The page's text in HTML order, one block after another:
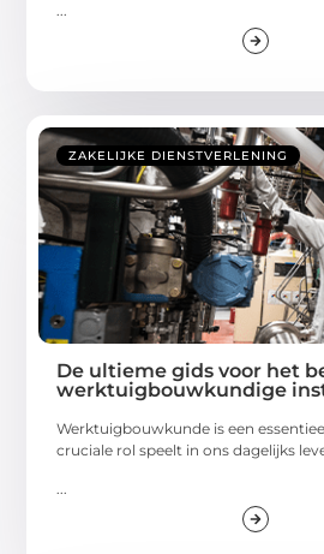
...
ZAKELIJKE DIENSTVERLENING
De ultieme gids voor het
werktuigbouwkundige
Werktuigbouwkunde is een
cruciale rol speelt in ons dagelijks
...